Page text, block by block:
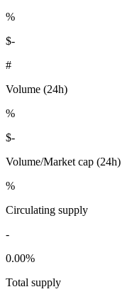
%
$-
#
Volume (24h)
%
$-
Volume/Market cap (24h)
%
Circulating supply
-
0.00%
Total supply